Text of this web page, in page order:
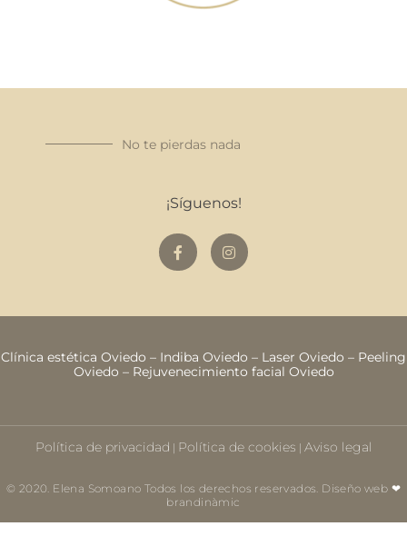
No te pierdas nada
¡Síguenos!
Clínica estética Oviedo – Indiba Oviedo – Laser Oviedo – Peeling
Oviedo – Rejuvenecimiento facial Oviedo
Política de privacidad | Política de cookies | Aviso legal
© 2020. Elena Somoano Todos los derechos reservados. Diseño web ❤
brandinàmic